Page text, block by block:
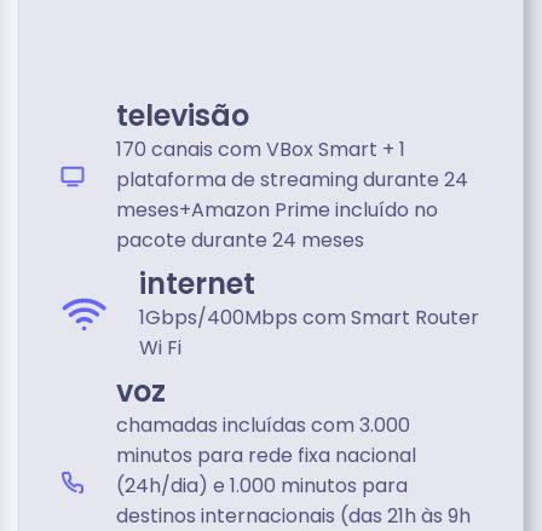
televisão
170 canais com VBox Smart + 1
plataforma de streaming durante 24
meses+Amazon Prime incluído no
pacote durante 24 meses
internet
1Gbps/400Mbps com Smart Router
Wi Fi
voz
chamadas incluídas com 3.000
minutos para rede fixa nacional
(24h/dia) e 1.000 minutos para
destinos internacionais (das 21h às 9h